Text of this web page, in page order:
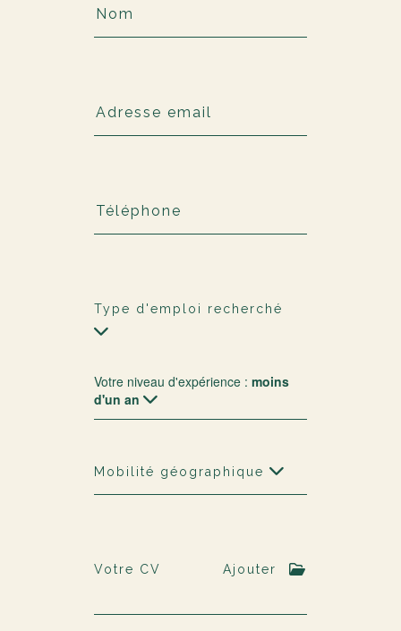
Type d'emploi recherché
Votre niveau d'expérience : moins
d'un an
Mobilité géographique
Votre CV Ajouter